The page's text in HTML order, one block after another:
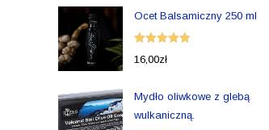
Ocet Balsamiczny 250 ml
Oceniono
16,00zł
Mydło oliwkowe z glebą
wulkaniczną.